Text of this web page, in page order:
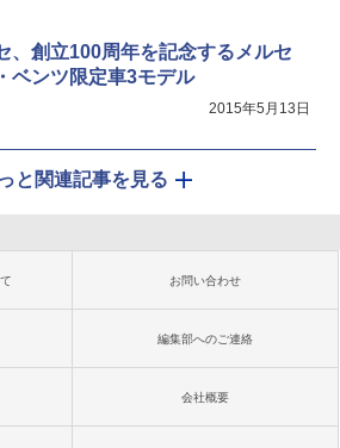
、創立100周年を記念するメルセ
ベンツ限定車3モデル
2015年5月13日
と関連記事を見る
お問い合わせ
編集部へのご連絡
会社概要